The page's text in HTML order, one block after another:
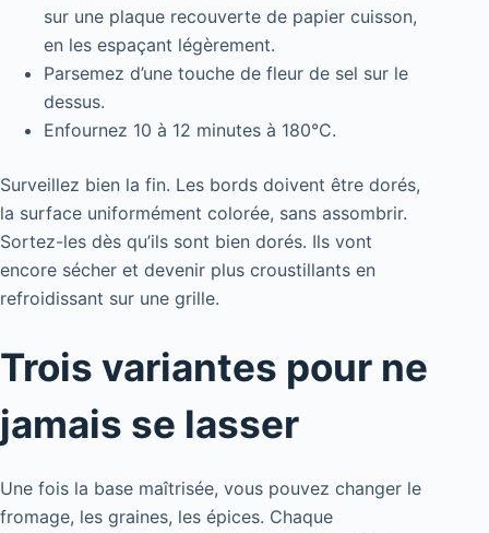
sur une plaque recouverte de papier cuisson,
en les espaçant légèrement.
Parsemez d’une touche de fleur de sel sur le
dessus.
Enfournez 10 à 12 minutes à 180°C.
Surveillez bien la fin. Les bords doivent être dorés,
la surface uniformément colorée, sans assombrir.
Sortez-les dès qu’ils sont bien dorés. Ils vont
encore sécher et devenir plus croustillants en
refroidissant sur une grille.
Trois variantes pour ne
jamais se lasser
Une fois la base maîtrisée, vous pouvez changer le
fromage, les graines, les épices. Chaque